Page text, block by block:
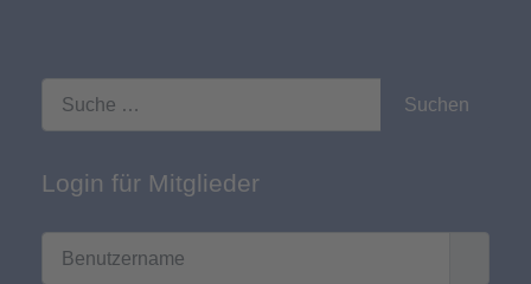
Suchen
Login für Mitglieder